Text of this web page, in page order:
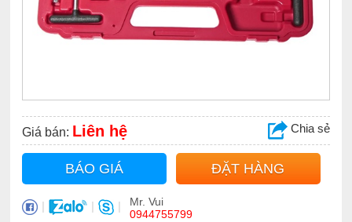
Giá bán: Liên hệ Chia sẻ
BÁO GIÁ ĐẶT HÀNG
| | |
Mr. Vui
0944755799